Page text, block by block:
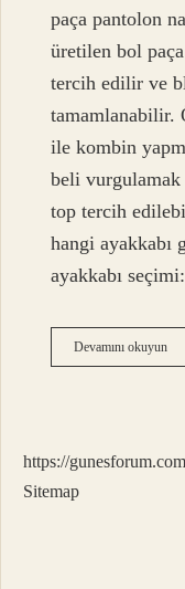
paça pantolon
üretilen bol
tercih edilir ve
tamamlanabilir.
ile kombin
beli
top tercih
hangi ayakkabı
ayakkabı
Devamını okuyun
https://gunesforum.com
Sitemap